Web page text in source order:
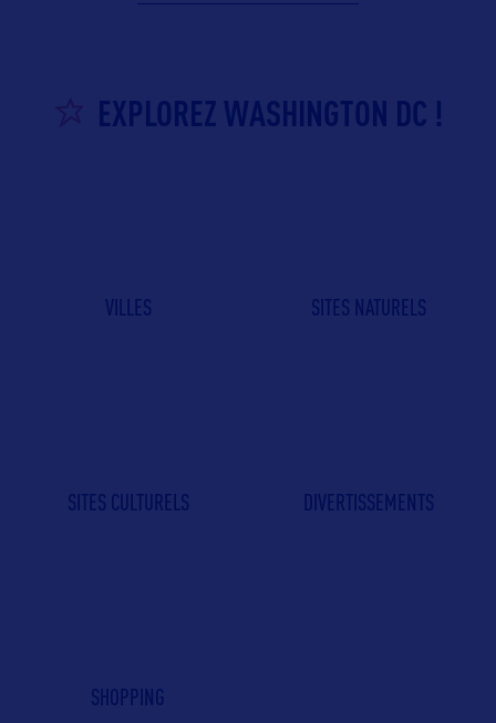
EXPLOREZ WASHINGTON DC !
VILLES SITES NATURELS
SITES CULTURELS DIVERTISSEMENTS
SHOPPING